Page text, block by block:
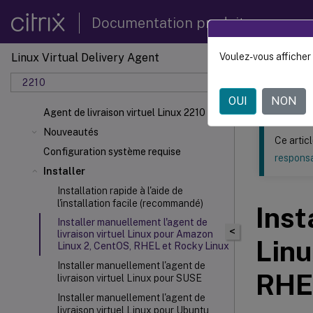
Documentation produit
Linux Virtual Delivery Agent
2210
Agent de livraison virtuel Linux 2210
Nouveautés
Configuration système requise
Installer
Installation rapide à l'aide de
l'installation facile (recommandé)
Installer manuellement l'agent de
livraison virtuel Linux pour Amazon
Linux 2, CentOS, RHEL et Rocky Linux
Installer manuellement l'agent de
livraison virtuel Linux pour SUSE
Installer manuellement l'agent de
livraison virtuel Linux pour Ubuntu
Ce contenu a
Agent
<
Ce
Voulez-vous
OUI NON